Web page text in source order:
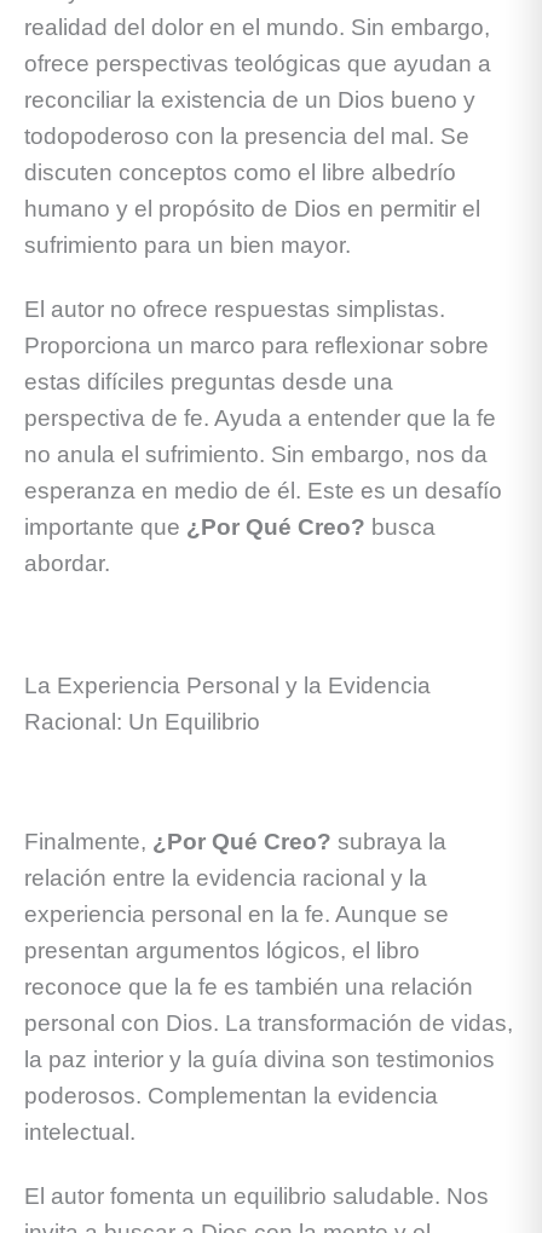
realidad del dolor en el mundo. Sin embargo,
ofrece perspectivas teológicas que ayudan a
reconciliar la existencia de un Dios bueno y
todopoderoso con la presencia del mal. Se
discuten conceptos como el libre albedrío
humano y el propósito de Dios en permitir el
sufrimiento para un bien mayor.
El autor no ofrece respuestas simplistas.
Proporciona un marco para reflexionar sobre
estas difíciles preguntas desde una
perspectiva de fe. Ayuda a entender que la fe
no anula el sufrimiento. Sin embargo, nos da
esperanza en medio de él. Este es un desafío
importante que ¿Por Qué Creo? busca
abordar.
La Experiencia Personal y la Evidencia
Racional: Un Equilibrio
Finalmente, ¿Por Qué Creo? subraya la
relación entre la evidencia racional y la
experiencia personal en la fe. Aunque se
presentan argumentos lógicos, el libro
reconoce que la fe es también una relación
personal con Dios. La transformación de vidas,
la paz interior y la guía divina son testimonios
poderosos. Complementan la evidencia
intelectual.
El autor fomenta un equilibrio saludable. Nos